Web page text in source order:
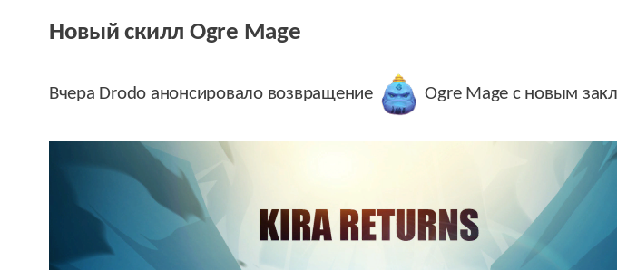
Новый скилл Ogre Mage
Вчера Drodo анонсировало возвращение Ogre Mage с новым